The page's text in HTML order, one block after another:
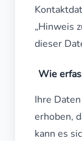
„Hinweis
dieser
Wie
Ihre
erhoben,
kann es